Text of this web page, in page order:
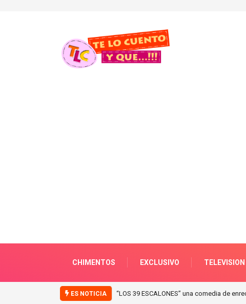
CHIMENTOS EXCLUSIVO TELEVISION
ES NOTICIA
de enredos con un timing impecable!“ICONIC WINTER” nuevas colecciones